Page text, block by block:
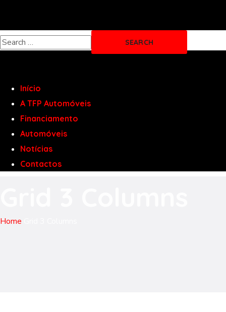
Início
A TFP Automóveis
Financiamento
Automóveis
Notícias
Contactos
Home